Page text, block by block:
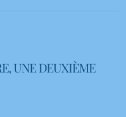
UNE DEUXIÈME